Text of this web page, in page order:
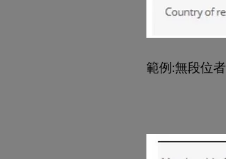
範例:無段位者